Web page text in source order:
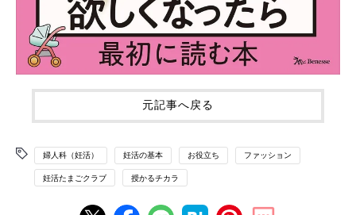
元記事へ戻る
婦人科（妊活） 妊活の基本 お役立ち ファッション
妊活たまごクラブ 授かるチカラ